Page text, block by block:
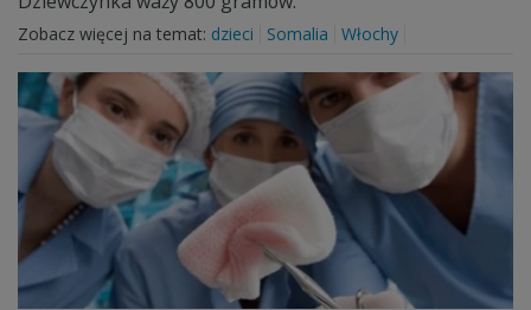
Zobacz więcej na temat: dzieci Somalia Włochy